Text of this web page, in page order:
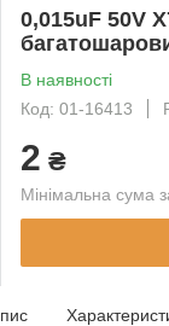
0,015uF 50V
В наявності
Код: 01-16413
2 ₴
Мінімальна сума